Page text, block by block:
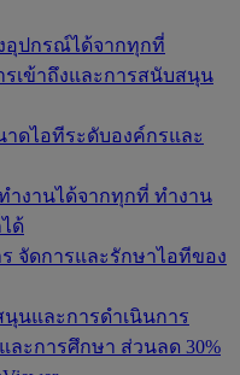
อุปกรณ์ได้จากทุกที่
รเข้าถึงและการสนับสนุน
าดไอทีระดับองค์กรและ
ำงานได้จากทุกที่ ทำงาน
ด้
จัดการและรักษาไอทีของ
นและการดำเนินการ
ละการศึกษา ส่วนลด 30%